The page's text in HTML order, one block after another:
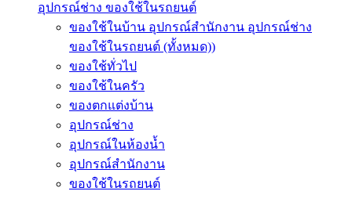
อุปกรณ์ช่าง ของใช้ในรถยนต์
ของใช้ในบ้าน อุปกรณ์สำนักงาน อุปกรณ์ช่าง
ของใช้ในรถยนต์ (ทั้งหมด))
ของใช้ทั่วไป
ของใช้ในครัว
ของตกแต่งบ้าน
อุปกรณ์ช่าง
อุปกรณ์ในห้องน้ำ
อุปกรณ์สำนักงาน
ของใช้ในรถยนต์